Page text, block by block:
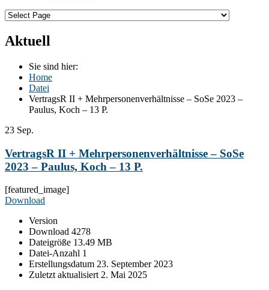
Aktuell
Sie sind hier:
Home
Datei
VertragsR II + Mehrpersonenverhältnisse – SoSe 2023 –
Paulus, Koch – 13 P.
23 Sep.
VertragsR II + Mehrpersonenverhältnisse – SoSe
2023 – Paulus, Koch – 13 P.
[featured_image]
Download
Version
Download 4278
Dateigröße 13.49 MB
Datei-Anzahl 1
Erstellungsdatum 23. September 2023
Zuletzt aktualisiert 2. Mai 2025